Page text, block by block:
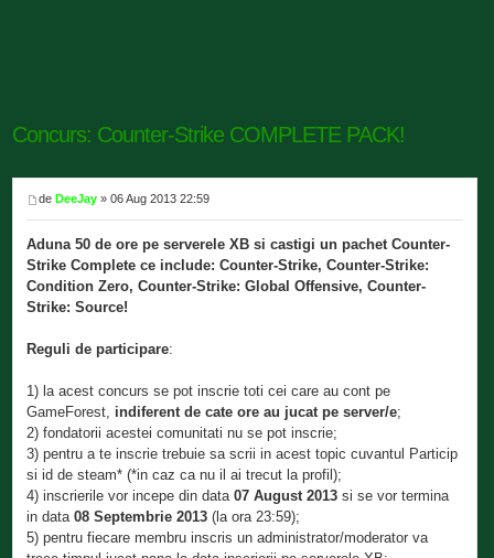
Concurs: Counter-Strike COMPLETE PACK!
deDeeJay » 06 Aug 2013 22:59
Aduna 50 de ore pe serverele XB si castigi un pachet Counter-
Strike Complete ce include: Counter-Strike, Counter-Strike:
Condition Zero, Counter-Strike: Global Offensive, Counter-
Strike: Source!
Reguli de participare:
1) la acest concurs se pot inscrie toti cei care au cont pe
GameForest, indiferent de cate ore au jucat pe server/e;
2) fondatorii acestei comunitati nu se pot inscrie;
3) pentru a te inscrie trebuie sa scrii in acest topic cuvantul Particip
si id de steam* (*in caz ca nu il ai trecut la profil);
4) inscrierile vor incepe din data07 August 2013 si se vor termina
in data08 Septembrie 2013 (la ora 23:59);
5) pentru fiecare membru inscris un administrator/moderator va